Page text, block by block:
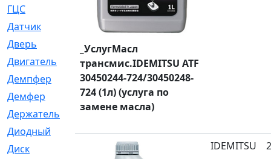
ГЦС
[74]
Датчик
[969]
Дверь
[249]
Двигатель
[64]
Демпфер
[2]
Демфер
[1]
Держатель
[5]
Диодный
[3]
Диск
[418]
_УслугМасл
трансмис.IDEMITSU ATF
30450244-724/30450248-
724 (1л) (услуга по
замене масла)
IDEMITSU 2